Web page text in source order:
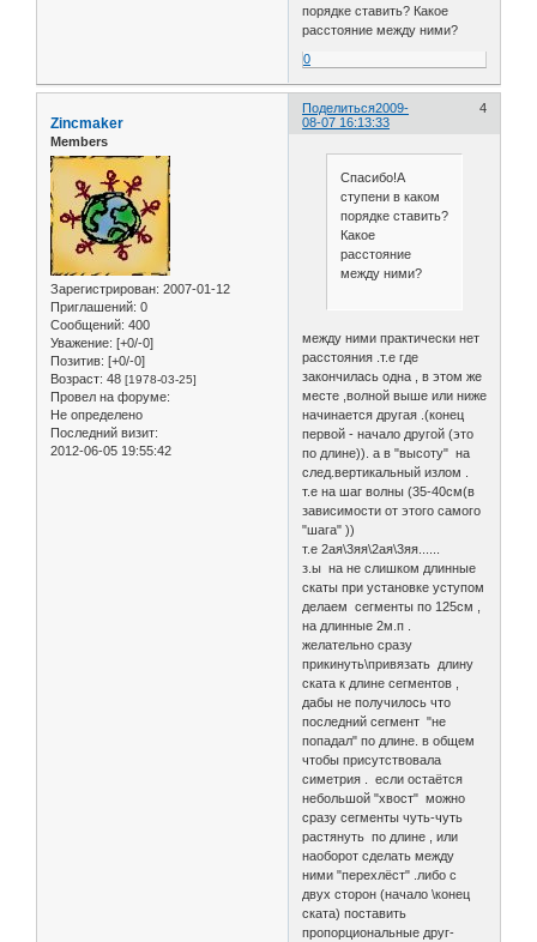
порядке ставить? Какое
расстояние между ними?
0
Поделиться 4
2009-
08-07 16:13:33
Zincmaker
Members
Зарегистрирован: 2007-01-12
Приглашений: 0
Сообщений: 400
Уважение: [+0/-0]
Позитив: [+0/-0]
Возраст: 48 [1978-03-25]
Провел на форуме:
Не определено
Последний визит:
2012-06-05 19:55:42
Спасибо!А
ступени в каком
порядке ставить?
Какое
расстояние
между ними?
между ними практически нет
расстояния .т.е где
закончилась одна , в этом же
месте ,волной выше или ниже
начинается другая .(конец
первой - начало другой (это
по длине)). а в "высоту" на
след.вертикальный излом .
т.е на шаг волны (35-40см(в
зависимости от этого самого
"шага" ))
т.е 2ая\3яя\2ая\3яя......
з.ы на не слишком длинные
скаты при установке уступом
делаем сегменты по 125см ,
на длинные 2м.п .
желательно сразу
прикинуть\привязать длину
ската к длине сегментов ,
дабы не получилось что
последний сегмент "не
попадал" по длине. в общем
чтобы присутствовала
симетрия . если остаётся
небольшой "хвост" можно
сразу сегменты чуть-чуть
растянуть по длине , или
наоборот сделать между
ними "перехлёст" .либо с
двух сторон (начало \конец
ската) поставить
пропорциональные друг-